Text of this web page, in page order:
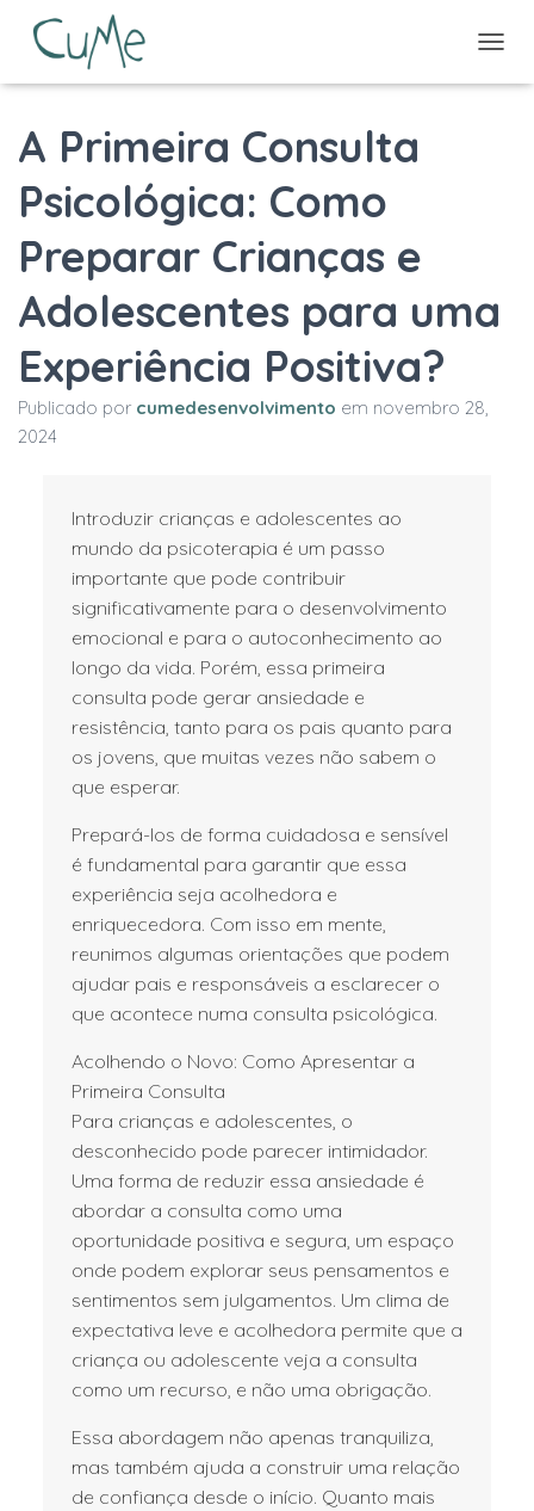
L
E
G
A Primeira Consulta
Psicológica: Como
Preparar Crianças e
Adolescentes para uma
Experiência Positiva?
Publicado por cumedesenvolvimento em novembro 28,
2024
Introduzir crianças e adolescentes ao
mundo da psicoterapia é um passo
importante que pode contribuir
significativamente para o desenvolvimento
emocional e para o autoconhecimento ao
longo da vida. Porém, essa primeira
consulta pode gerar ansiedade e
resistência, tanto para os pais quanto para
os jovens, que muitas vezes não sabem o
que esperar.
Prepará-los de forma cuidadosa e sensível
é fundamental para garantir que essa
experiência seja acolhedora e
enriquecedora. Com isso em mente,
reunimos algumas orientações que podem
ajudar pais e responsáveis a esclarecer o
que acontece numa consulta psicológica.
Acolhendo o Novo: Como Apresentar a
Primeira Consulta
Para crianças e adolescentes, o
desconhecido pode parecer intimidador.
Uma forma de reduzir essa ansiedade é
abordar a consulta como uma
oportunidade positiva e segura, um espaço
onde podem explorar seus pensamentos e
sentimentos sem julgamentos. Um clima de
expectativa leve e acolhedora permite que a
criança ou adolescente veja a consulta
como um recurso, e não uma obrigação.
Essa abordagem não apenas tranquiliza,
mas também ajuda a construir uma relação
de confiança desde o início. Quanto mais